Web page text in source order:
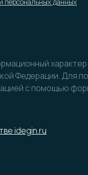
характер
Федерации. Для
с помощью
idegin.ru